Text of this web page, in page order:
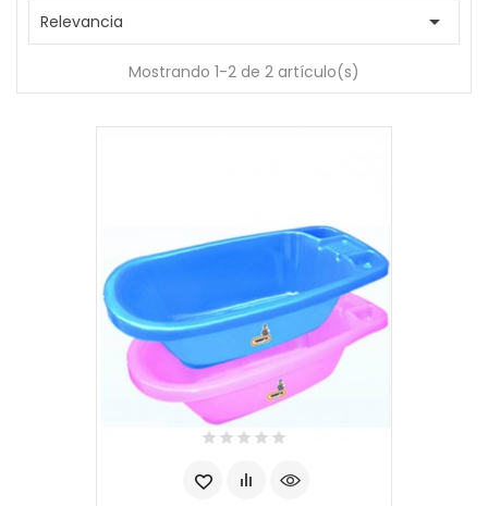
Relevancia 
Mostrando 1-2 de 2 artículo(s)